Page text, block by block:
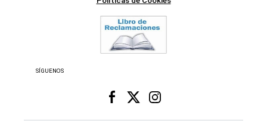
SÍGUENOS